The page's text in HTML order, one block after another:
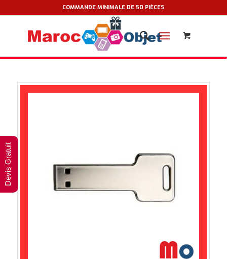
COMMANDE MINIMALE DE 50 PIÈCES
Devis Gratuit